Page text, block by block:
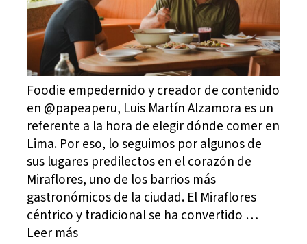
Foodie empedernido y creador de contenido
en @papeaperu, Luis Martín Alzamora es un
referente a la hora de elegir dónde comer en
Lima. Por eso, lo seguimos por algunos de
sus lugares predilectos en el corazón de
Miraflores, uno de los barrios más
gastronómicos de la ciudad. El Miraflores
céntrico y tradicional se ha convertido …
Leer más